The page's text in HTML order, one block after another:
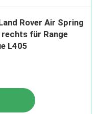
Rover Air Spring
für Range
L405